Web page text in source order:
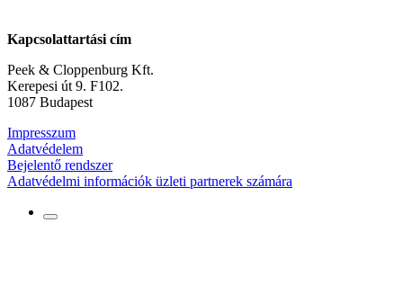
Kapcsolattartási cím
Peek & Cloppenburg Kft.
Kerepesi út 9. F102.
1087 Budapest
Impresszum
Adatvédelem
Bejelentő rendszer
Adatvédelmi információk üzleti partnerek számára